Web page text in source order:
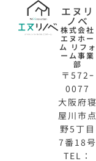
エヌリ
ノベ
株式会社
エヌホー
ム リフォ
ーム事業
部
〒572ｰ
0077
大阪府寝
屋川市点
野5丁目
7番18号
TEL：